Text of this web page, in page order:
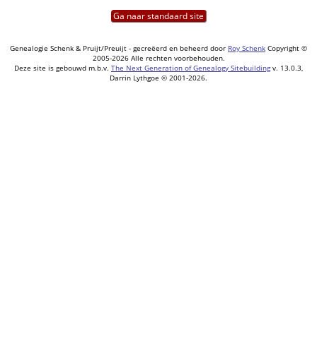
Ga naar standaard site
Genealogie Schenk & Pruijt/Preuijt - gecreëerd en beheerd door Roy Schenk Copyright ©
2005-2026 Alle rechten voorbehouden.
Deze site is gebouwd m.b.v. The Next Generation of Genealogy Sitebuildingv. 13.0.3,
Darrin Lythgoe © 2001-2026.